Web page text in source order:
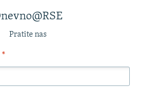
Pratite nas
*